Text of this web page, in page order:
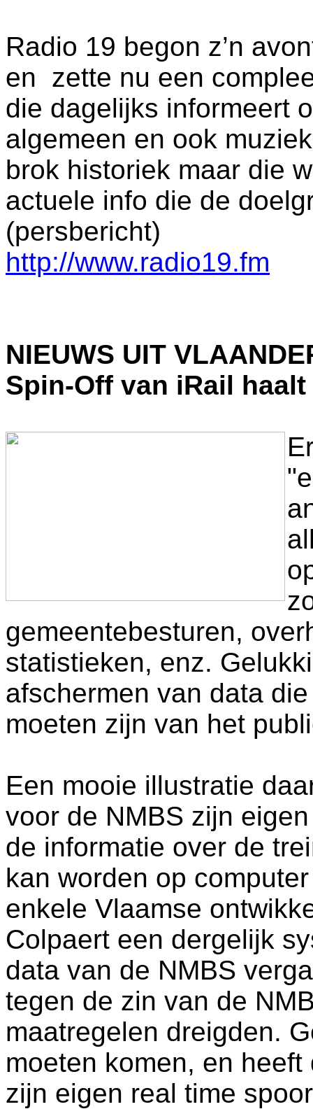
Radio 19 begon z’n
en zette nu een
die dagelijks informeert
algemeen en ook
brok historiek maar die
actuele info die de
(persbericht)
http://www.radio19.fm
NIEUWS UIT
Spin-Off van iRail
gemeentebesturen,
statistieken, enz.
afschermen van data
moeten zijn van het
Een mooie illustratie
voor de NMBS zijn
de informatie over de
kan worden op
enkele Vlaamse
Colpaert een dergelijk
data van de NMBS
tegen de zin van de
maatregelen dreigden.
moeten komen, en
zijn eigen real time